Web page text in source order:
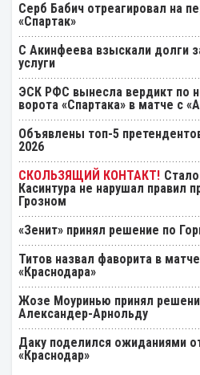
Серб Бабич отреагировал на
«Спартак»
С Акинфеева взыскали долги
услуги
ЭСК РФС вынесла вердикт по
ворота «Спартака» в матче с
Объявлены топ-5
2026
Касинтура не нарушал правил
Грозном
«Зенит» принял решение по
Титов назвал фаворита в
«Краснодара»
Жозе Моуринью принял
Александер-Арнольду
Даку поделился ожиданиями
«Краснодар»